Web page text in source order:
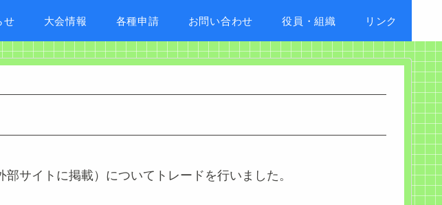
せ 大会情報 各種申請 お問い合わせ 役員・組織 リンク
サイトに掲載）についてトレードを行いました。